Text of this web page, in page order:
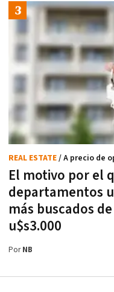
El motivo por el
departamentos
más buscados
u$s3.000
REAL ESTATE/ A precio de
PorNB